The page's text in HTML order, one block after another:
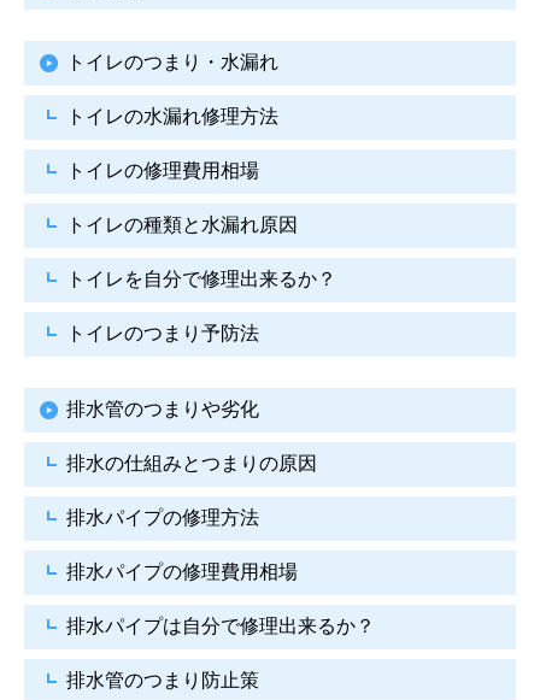
トイレのつまり・水漏れ
トイレの水漏れ修理方法
トイレの修理費用相場
トイレの種類と水漏れ原因
トイレを自分で修理出来るか？
トイレのつまり予防法
排水管のつまりや劣化
排水の仕組みとつまりの原因
排水パイプの修理方法
排水パイプの修理費用相場
排水パイプは自分で修理出来るか？
排水管のつまり防止策